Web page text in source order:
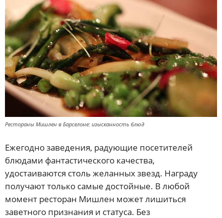
Рестораны Мишлен в Барселоне: изысканность блюд
Ежегодно заведения, радующие посетителей
блюдами фантастического качества,
удостаиваются столь желанных звезд. Награду
получают только самые достойные. В любой
момент ресторан Мишлен может лишиться
заветного признания и статуса. Без